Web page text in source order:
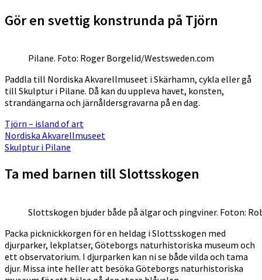
Gör en svettig konstrunda på Tjörn
Pilane. Foto: Roger Borgelid/Westsweden.com
Paddla till Nordiska Akvarellmuseet i Skärhamn, cykla eller gå
till Skulptur i Pilane. Då kan du uppleva havet, konsten,
strandängarna och järnåldersgravarna på en dag.
Tjörn – island of art
Nordiska Akvarellmuseet
Skulptur i Pilane
Ta med barnen till Slottsskogen
Slottskogen bjuder både på älgar och pingviner. Foton:
Packa picknickkorgen för en heldag i Slottsskogen med
djurparker, lekplatser, Göteborgs naturhistoriska museum och
ett observatorium. I djurparken kan ni se både vilda och tama
djur. Missa inte heller att besöka Göteborgs naturhistoriska